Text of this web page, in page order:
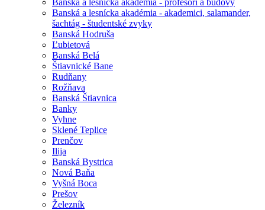
Banská a lesnícka akadémia - profesori a budovy
Banská a lesnícka akadémia - akademici, salamander,
šachtág - študentské zvyky
Banská Hodruša
Ľubietová
Banská Belá
Štiavnické Bane
Rudňany
Rožňava
Banská Štiavnica
Banky
Vyhne
Sklené Teplice
Prenčov
Ilija
Banská Bystrica
Nová Baňa
Vyšná Boca
Prešov
Železník